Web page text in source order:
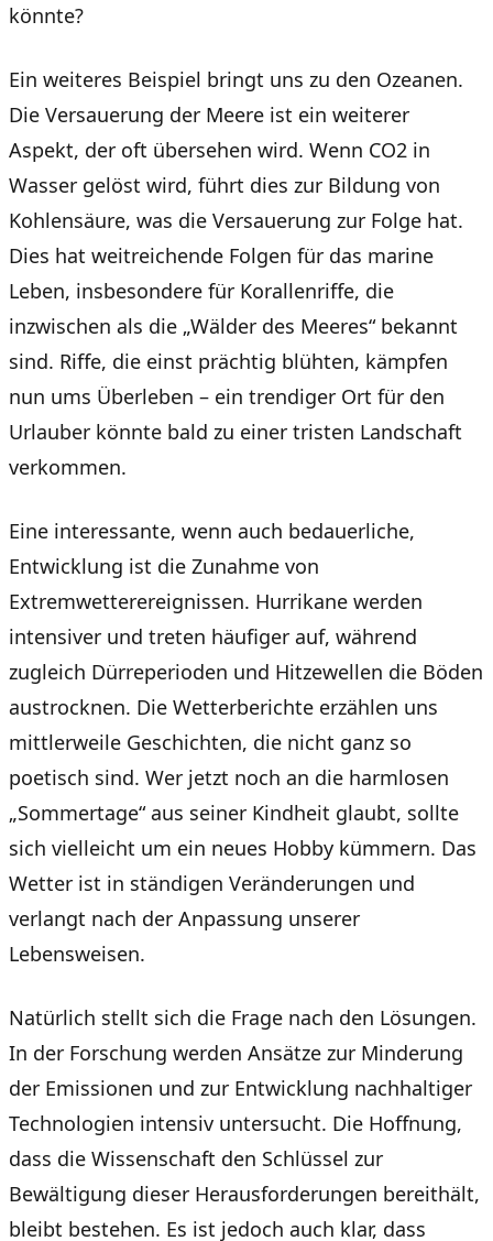
könnte?
Ein weiteres Beispiel bringt uns zu den Ozeanen.
Die Versauerung der Meere ist ein weiterer
Aspekt, der oft übersehen wird. Wenn CO2 in
Wasser gelöst wird, führt dies zur Bildung von
Kohlensäure, was die Versauerung zur Folge hat.
Dies hat weitreichende Folgen für das marine
Leben, insbesondere für Korallenriffe, die
inzwischen als die „Wälder des Meeres“ bekannt
sind. Riffe, die einst prächtig blühten, kämpfen
nun ums Überleben – ein trendiger Ort für den
Urlauber könnte bald zu einer tristen Landschaft
verkommen.
Eine interessante, wenn auch bedauerliche,
Entwicklung ist die Zunahme von
Extremwetterereignissen. Hurrikane werden
intensiver und treten häufiger auf, während
zugleich Dürreperioden und Hitzewellen die Böden
austrocknen. Die Wetterberichte erzählen uns
mittlerweile Geschichten, die nicht ganz so
poetisch sind. Wer jetzt noch an die harmlosen
„Sommertage“ aus seiner Kindheit glaubt, sollte
sich vielleicht um ein neues Hobby kümmern. Das
Wetter ist in ständigen Veränderungen und
verlangt nach der Anpassung unserer
Lebensweisen.
Natürlich stellt sich die Frage nach den Lösungen.
In der Forschung werden Ansätze zur Minderung
der Emissionen und zur Entwicklung nachhaltiger
Technologien intensiv untersucht. Die Hoffnung,
dass die Wissenschaft den Schlüssel zur
Bewältigung dieser Herausforderungen bereithält,
bleibt bestehen. Es ist jedoch auch klar, dass